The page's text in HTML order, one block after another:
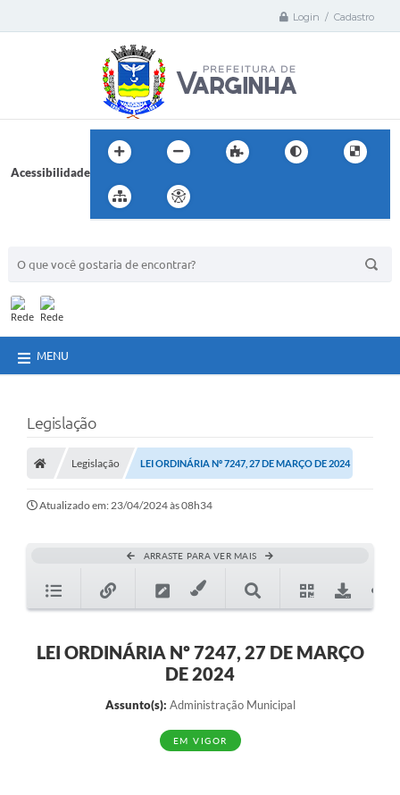
Login / Cadastro
Acessibilidade
MENU
Legislação
Legislação LEI ORDINÁRIA Nº 7247, 27 DE MARÇO DE 2024
Atualizado em: 23/04/2024 às 08h34
ARRASTE PARA VER MAIS
LEI ORDINÁRIA Nº 7247, 27 DE MARÇO
DE 2024
Assunto(s): Administração Municipal
EM VIGOR